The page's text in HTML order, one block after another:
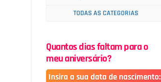
TODAS AS CATEGORIAS
Quantos dias faltam para o
meu aniversário?
Insira a sua data de nascimento: